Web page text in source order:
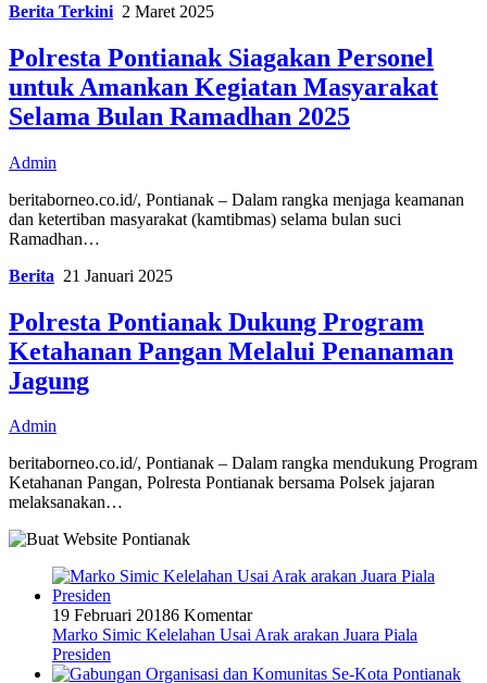
Berita Terkini 2 Maret 2025
Polresta Pontianak Siagakan Personel
untuk Amankan Kegiatan Masyarakat
Selama Bulan Ramadhan 2025
Admin
beritaborneo.co.id/, Pontianak – Dalam rangka menjaga keamanan
dan ketertiban masyarakat (kamtibmas) selama bulan suci
Ramadhan…
Berita 21 Januari 2025
Polresta Pontianak Dukung Program
Ketahanan Pangan Melalui Penanaman
Jagung
Admin
beritaborneo.co.id/, Pontianak – Dalam rangka mendukung Program
Ketahanan Pangan, Polresta Pontianak bersama Polsek jajaran
melaksanakan…
19 Februari 20186 Komentar
Marko Simic Kelelahan Usai Arak arakan Juara Piala
Presiden